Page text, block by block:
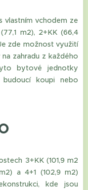
vlastním vchodem ze
m2), 2+KK (66,4
zde možnost využití
zahradu z každého
bytové jednotky
koupi nebo
3+KK (101,9 m2
a 4+1 (102,9 m2)
kde jsou